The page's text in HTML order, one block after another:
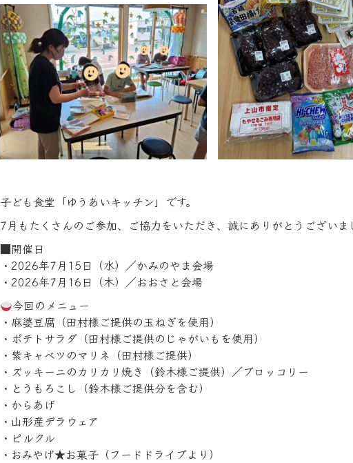
子ども食堂「ゆうあいキッチン」です。
7月もたくさんのご参加、ご協力をいただき、誠にありがとうございま
■開催日
・ 2026年7月 15日（水）／かみのやま会場
・ 2026年7月 16日（木）／おおさと会場
今回のメニュー
・麻婆豆腐（田村様ご提供の玉ねぎを使用）
・ポテトサラダ（田村様ご提供のじゃがいもを使用）
・紫キャベツのマリネ（田村様ご提供）
・ズッキーニのカリカリ焼き（鈴木様ご提供）／ブロッコリー
・とうもろこし（鈴木様ご提供分を含む）
・からあげ
・山形産デラウェア
・ピルクル
・おみやげ★お菓子（フードドライブより）